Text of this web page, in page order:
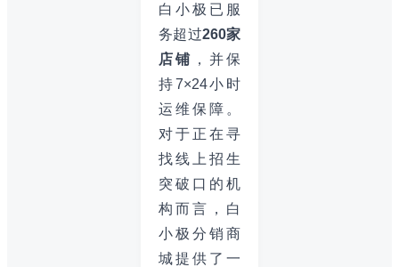
白小极已服
务超过260家
店铺 ，并保
持7×24小时
运维保障。
对于正在寻
找线上招生
突破口的机
构而言，白
小极分销商
城提供了一